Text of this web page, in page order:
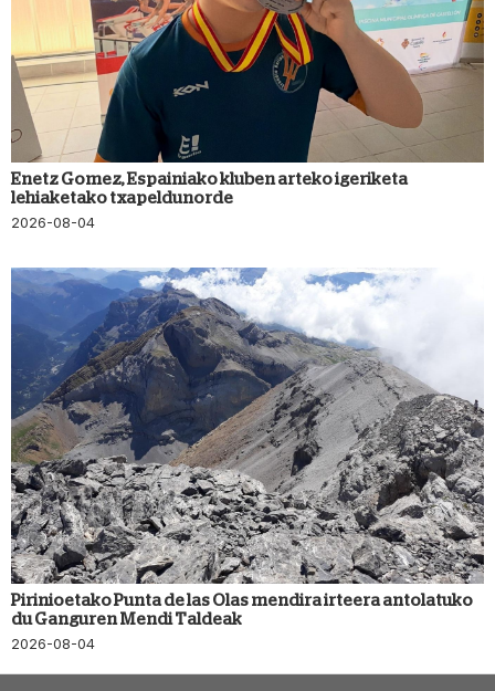
Enetz Gomez, Espainiako kluben arteko igeriketa
lehiaketako txapeldunorde
2026-08-04
Pirinioetako Punta de las Olas mendira irteera antolatuko
du Ganguren Mendi Taldeak
2026-08-04